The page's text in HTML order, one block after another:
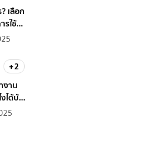
เลือก
รใช้
+2
งาน
ได้บ้าง